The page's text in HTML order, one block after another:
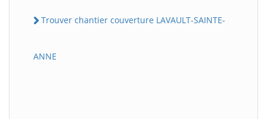
Trouver chantier couverture LAVAULT-SAINTE-
ANNE